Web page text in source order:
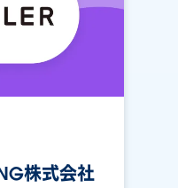
株式会社